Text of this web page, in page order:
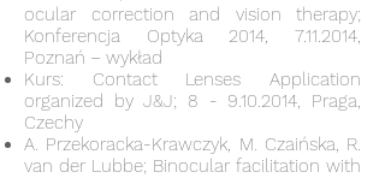
ocular correction and vision therapy;
Konferencja Optyka 2014, 7.11.2014,
Poznań – wykład
Kurs: Contact Lenses Application
organized by J&J; 8 - 9.10.2014, Praga,
Czechy
A. Przekoracka-Krawczyk, M. Czaińska, R.
van der Lubbe; Binocular facilitation with